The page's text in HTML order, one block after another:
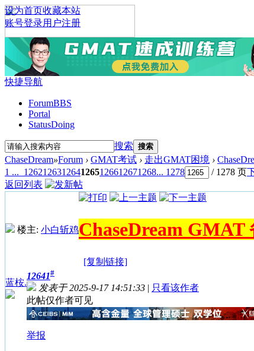
设为首页收藏本站
账号登录用户注册
快捷导航
ForumBBS
Portal
StatusDoing
搜索 搜索
ChaseDream»Forum › GMAT考试 › 走出GMAT困境 ›
1 ... 1262126312641265126612671268... 1278 / 1278 页
返回列表
楼主: 小白斩鸡ChaseDream
[复制链接]
蓝桉.
12641#
发表于 2025-9-17 14:51:33 | 只看该作者
此帖仅作者可见
举报